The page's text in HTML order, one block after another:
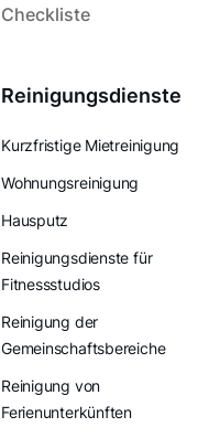
Checkliste
Reinigungsdienste
Kurzfristige Mietreinigung
Wohnungsreinigung
Hausputz
Reinigungsdienste für
Fitnessstudios
Reinigung der
Gemeinschaftsbereiche
Reinigung von
Ferienunterkünften